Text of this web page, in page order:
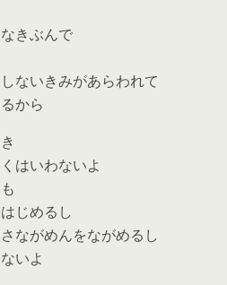
きぶんで
ないきみがあらわれて
から
はいわないよ
じめるし
ながめんをながめるし
いよ